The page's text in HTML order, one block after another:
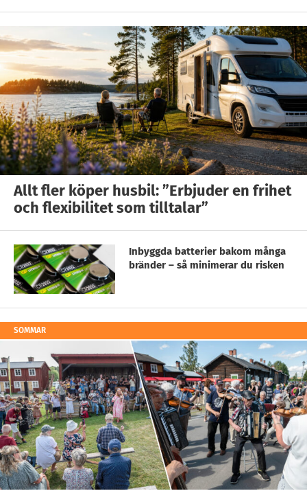
Allt fler köper husbil: ”Erbjuder en frihet
och flexibilitet som tilltalar”
Inbyggda batterier bakom många
bränder – så minimerar du risken
SOMMAR